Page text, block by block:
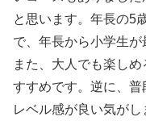
と思います。年長の5
で、年長から小学生が
また、大人でも楽し
すすめです。逆に、
レベル感が良い気がし